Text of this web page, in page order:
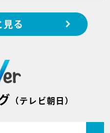
る
（テレビ朝日）